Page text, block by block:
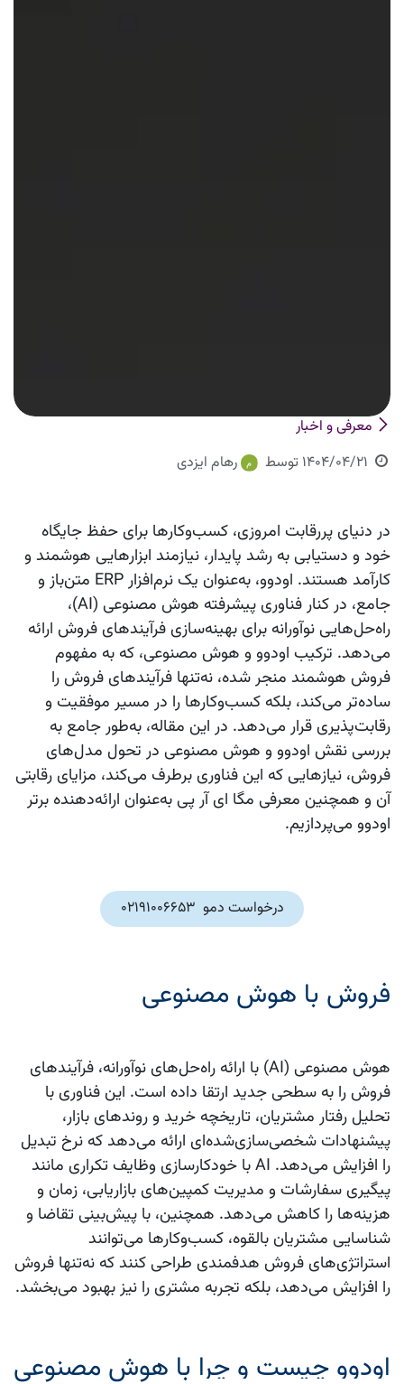
معرفی و اخبار
1404/04/21 توسط رهام ایزدی
در دنیای پررقابت امروزی، کسب‌وکارها برای حفظ جایگاه
خود و دستیابی به رشد پایدار، نیازمند ابزارهایی هوشمند و
کارآمد هستند. اودوو
، به‌عنوان یک نرم‌افزار ERP متن‌باز و
جامع، در کنار فناوری پیشرفته هوش مصنوعی (AI)
،
راه‌حل‌هایی نوآورانه برای بهینه‌سازی فرآیندهای فروش ارائه
می‌دهد. ترکیب اودوو و هوش مصنوعی، که به مفهوم
فروش هوشمند منجر شده، نه‌تنها فرآیندهای فروش را
ساده‌تر می‌کند، بلکه کسب‌وکارها را در مسیر موفقیت و
رقابت‌پذیری قرار می‌دهد. در این مقاله، به‌طور جامع به
بررسی نقش اودوو و هوش مصنوعی در تحول مدل‌های
فروش، نیازهایی که این فناوری برطرف می‌کند، مزایای رقابتی
آن و همچنین معرفی مگا ای آر پی به‌عنوان ارائه‌دهنده برتر
اودوو می‌پردازیم.
درخواست دمو 02191006653
فروش با هوش مصنوعی
هوش مصنوعی (AI)
با ارائه راه‌حل‌های نوآورانه، فرآیندهای
فروش را به سطحی جدید ارتقا داده است. این فناوری با
تحلیل رفتار مشتریان، تاریخچه خرید و روندهای بازار،
پیشنهادات شخصی‌سازی‌شده‌ای ارائه می‌دهد که نرخ تبدیل
را افزایش می‌دهد. AIبا خودکارسازی وظایف تکراری مانند
پیگیری سفارشات و مدیریت کمپین‌های بازاریابی، زمان و
هزینه‌ها را کاهش می‌دهد. همچنین، با پیش‌بینی تقاضا و
شناسایی مشتریان بالقوه، کسب‌وکارها می‌توانند
استراتژی‌های فروش هدفمندی طراحی کنند که نه‌تنها فروش
را افزایش می‌دهد، بلکه تجربه مشتری را نیز بهبود می‌بخشد.
اودوو چیست و چرا با هوش مصنوعی